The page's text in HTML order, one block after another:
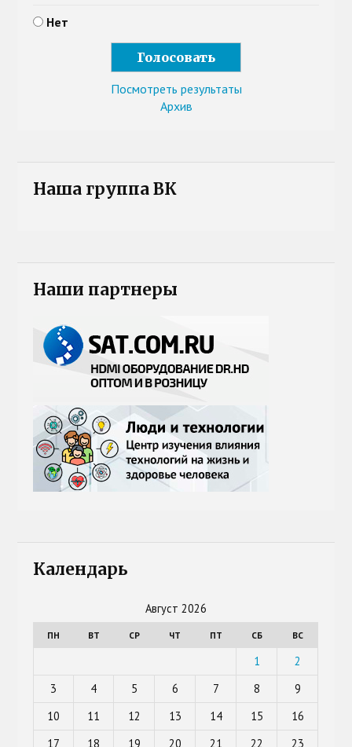
Нет
Посмотреть результаты
Архив
Наша группа ВК
Наши партнеры
Календарь
Август 2026
ПН ВТ СР ЧТ ПТ СБ ВС
1
2
3
4 5 6 7 8
9
10
11 12 13 14 15
16
17
18 19 20 21 22
23